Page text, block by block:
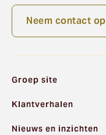
Neem contact op
Groep site
Klantverhalen
Nieuws en inzichten